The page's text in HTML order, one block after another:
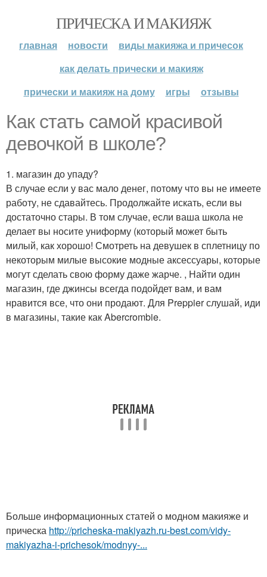
ПРИЧЕСКА И МАКИЯЖ
главная новости
виды макияжа и причесок
как делать прически и макияж
прически и макияж на дому
игры отзывы
Как стать самой красивой
девочкой в школе?
1. магазин до упаду?
В случае если у вас мало денег, потому что вы не имеете
работу, не сдавайтесь. Продолжайте искать, если вы
достаточно стары. В том случае, если ваша школа не
делает вы носите униформу (который может быть
милый, как хорошо! Смотреть на девушек в сплетницу по
некоторым милые высокие модные аксессуары, которые
могут сделать свою форму даже жарче. , Найти один
магазин, где джинсы всегда подойдет вам, и вам
нравится все, что они продают. Для Preppier слушай, иди
в магазины, такие как Abercrombie.
Больше информационных статей о модном макияже и
прическа http://pricheska-makiyazh.ru-best.com/vidy-
makiyazha-i-prichesok/modnyy-...